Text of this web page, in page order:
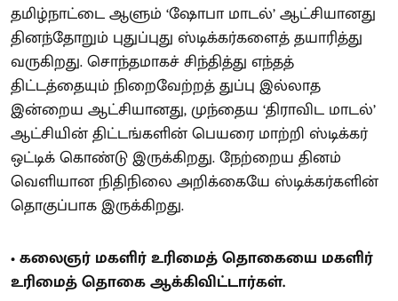
தமிழ்நாட்டை ஆளும் ‘ஷோபா மாடல்’ ஆட்சியானது
தினந்தோறும் புதுப்புது ஸ்டிக்கர்களைத் தயாரித்து
வருகிறது. சொந்தமாகச் சிந்தித்து எந்தத்
திட்டத்தையும் நிறைவேற்றத் துப்பு இல்லாத
இன்றைய ஆட்சியானது, முந்தைய ‘திராவிட மாடல்’
ஆட்சியின் திட்டங்களின் பெயரை மாற்றி ஸ்டிக்கர்
ஒட்டிக் கொண்டு இருக்கிறது. நேற்றைய தினம்
வெளியான நிதிநிலை அறிக்கையே ஸ்டிக்கர்களின்
தொகுப்பாக இருக்கிறது.
• கலைஞர் மகளிர் உரிமைத் தொகையை மகளிர்
உரிமைத் தொகை ஆக்கிவிட்டார்கள்.